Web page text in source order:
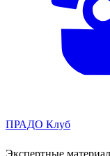
ПРАДО Клуб